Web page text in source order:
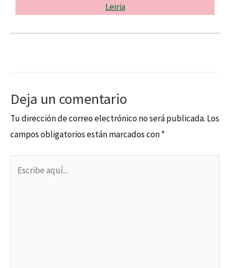
Leiria
Deja un comentario
Tu dirección de correo electrónico no será publicada. Los
campos obligatorios están marcados con*